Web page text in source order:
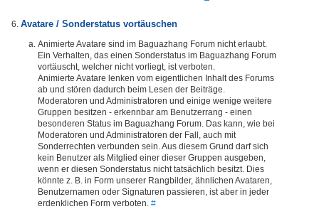
Avatare / Sonderstatus vortäuschen
Animierte Avatare sind im Baguazhang Forum nicht erlaubt.
Ein Verhalten, das einen Sonderstatus im Baguazhang Forum
vortäuscht, welcher nicht vorliegt, ist verboten.
Animierte Avatare lenken vom eigentlichen Inhalt des Forums
ab und stören dadurch beim Lesen der Beiträge.
Moderatoren und Administratoren und einige wenige weitere
Gruppen besitzen - erkennbar am Benutzerrang - einen
besonderen Status im Baguazhang Forum. Das kann, wie bei
Moderatoren und Administratoren der Fall, auch mit
Sonderrechten verbunden sein. Aus diesem Grund darf sich
kein Benutzer als Mitglied einer dieser Gruppen ausgeben,
wenn er diesen Sonderstatus nicht tatsächlich besitzt. Dies
könnte z. B. in Form unserer Rangbilder, ähnlichen Avataren,
Benutzernamen oder Signaturen passieren, ist aber in jeder
erdenklichen Form verboten. #